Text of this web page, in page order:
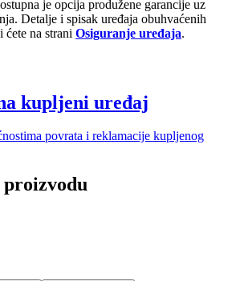
je opcija produžene garancije uz
Detalje i spisak uređaja obuhvaćenih
na strani Osiguranje uređaja.
kupljeni uređaj
povrata i reklamacije kupljenog